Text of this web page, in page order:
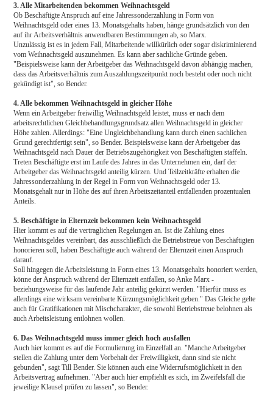
3. Alle Mitarbeitenden bekommen Weihnachtsgeld
Ob Beschäftigte Anspruch auf eine Jahressonderzahlung in Form von
Weihnachtsgeld oder eines 13. Monatsgehalts haben, hänge grundsätzlich von den
auf ihr Arbeitsverhältnis anwendbaren Bestimmungen ab, so Marx.
Unzulässig ist es in jedem Fall, Mitarbeitende willkürlich oder sogar diskriminierend
vom Weihnachtsgeld auszunehmen. Es kann aber sachliche Gründe geben.
"Beispielsweise kann der Arbeitgeber das Weihnachtsgeld davon abhängig machen,
dass das Arbeitsverhältnis zum Auszahlungszeitpunkt noch besteht oder noch nicht
gekündigt ist", so Bender.
4. Alle bekommen Weihnachtsgeld in gleicher Höhe
Wenn ein Arbeitgeber freiwillig Weihnachtsgeld leistet, muss er nach dem
arbeitsrechtlichen Gleichbehandlungsgrundsatz allen Weihnachtsgeld in gleicher
Höhe zahlen. Allerdings: "Eine Ungleichbehandlung kann durch einen sachlichen
Grund gerechtfertigt sein", so Bender. Beispielsweise kann der Arbeitgeber das
Weihnachtsgeld nach Dauer der Betriebszugehörigkeit von Beschäftigten staffeln.
Treten Beschäftigte erst im Laufe des Jahres in das Unternehmen ein, darf der
Arbeitgeber das Weihnachtsgeld anteilig kürzen. Und Teilzeitkräfte erhalten die
Jahressonderzahlung in der Regel in Form von Weihnachtsgeld oder 13.
Monatsgehalt nur in Höhe des auf ihren Arbeitszeitanteil entfallenden prozentualen
Anteils.
5. Beschäftigte in Elternzeit bekommen kein Weihnachtsgeld
Hier kommt es auf die vertraglichen Regelungen an. Ist die Zahlung eines
Weihnachtsgeldes vereinbart, das ausschließlich die Betriebstreue von Beschäftigten
honorieren soll, haben Beschäftigte auch während der Elternzeit einen Anspruch
darauf.
Soll hingegen die Arbeitsleistung in Form eines 13. Monatsgehalts honoriert werden,
könne der Anspruch während der Elternzeit entfallen, so Anke Marx -
beziehungsweise für das laufende Jahr anteilig gekürzt werden. "Hierfür muss es
allerdings eine wirksam vereinbarte Kürzungsmöglichkeit geben." Das Gleiche gelte
auch für Gratifikationen mit Mischcharakter, die sowohl Betriebstreue belohnen als
auch Arbeitsleistung entlohnen wollen.
6. Das Weihnachtsgeld muss immer gleich hoch ausfallen
Auch hier kommt es auf die Formulierung im Einzelfall an. "Manche Arbeitgeber
stellen die Zahlung unter dem Vorbehalt der Freiwilligkeit, dann sind sie nicht
gebunden", sagt Till Bender. Sie können auch eine Widerrufsmöglichkeit in den
Arbeitsvertrag aufnehmen. "Aber auch hier empfiehlt es sich, im Zweifelsfall die
jeweilige Klausel prüfen zu lassen", so Bender.